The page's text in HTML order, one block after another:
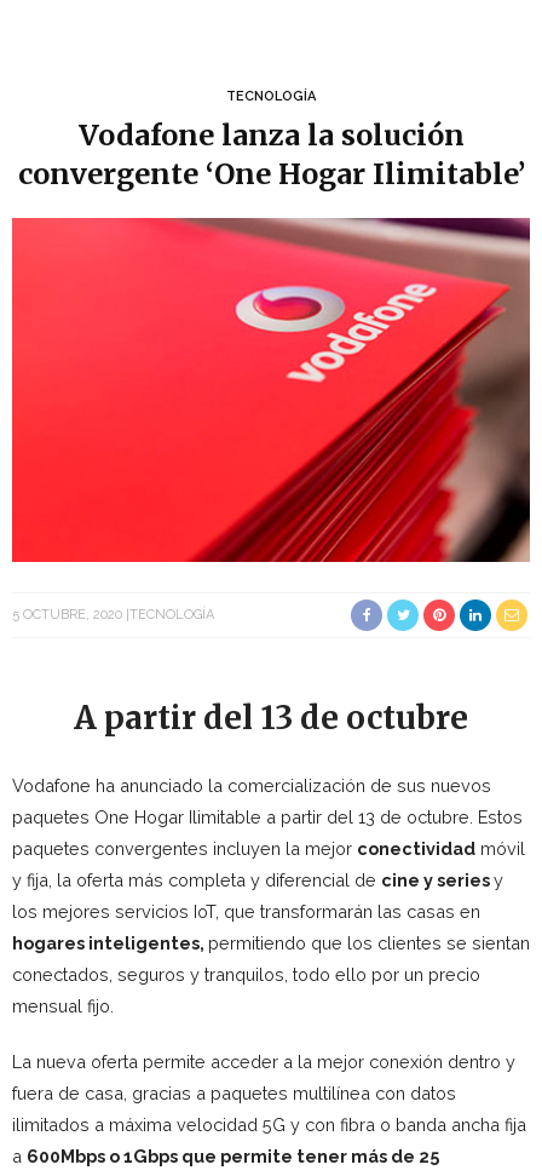
TECNOLOGÍA
Vodafone lanza la solución
convergente ‘One Hogar Ilimitable’
5 OCTUBRE, 2020 TECNOLOGÍA
A partir del 13 de octubre
Vodafone ha anunciado la comercialización de sus nuevos
paquetes One Hogar Ilimitable a partir del 13 de octubre. Estos
paquetes convergentes incluyen la mejor conectividad móvil
y fija, la oferta más completa y diferencial de cine y seriesy
los mejores servicios IoT, que transformarán las casas en
hogares inteligentes, permitiendo que los clientes se sientan
conectados, seguros y tranquilos, todo ello por un precio
mensual fijo.
La nueva oferta permite acceder a la mejor conexión dentro y
fuera de casa, gracias a paquetes multilínea con datos
ilimitados a máxima velocidad 5G y con fibra o banda ancha fija
a 600Mbps o 1Gbps que permite tener más de 25